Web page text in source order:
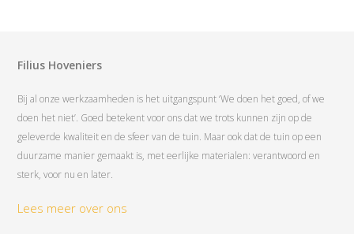
Filius Hoveniers
Bij al onze werkzaamheden is het uitgangspunt ‘We doen het goed, of we
doen het niet’. Goed betekent voor ons dat we trots kunnen zijn op de
geleverde kwaliteit en de sfeer van de tuin. Maar ook dat de tuin op een
duurzame manier gemaakt is, met eerlijke materialen: verantwoord en
sterk, voor nu en later.
Lees meer over ons